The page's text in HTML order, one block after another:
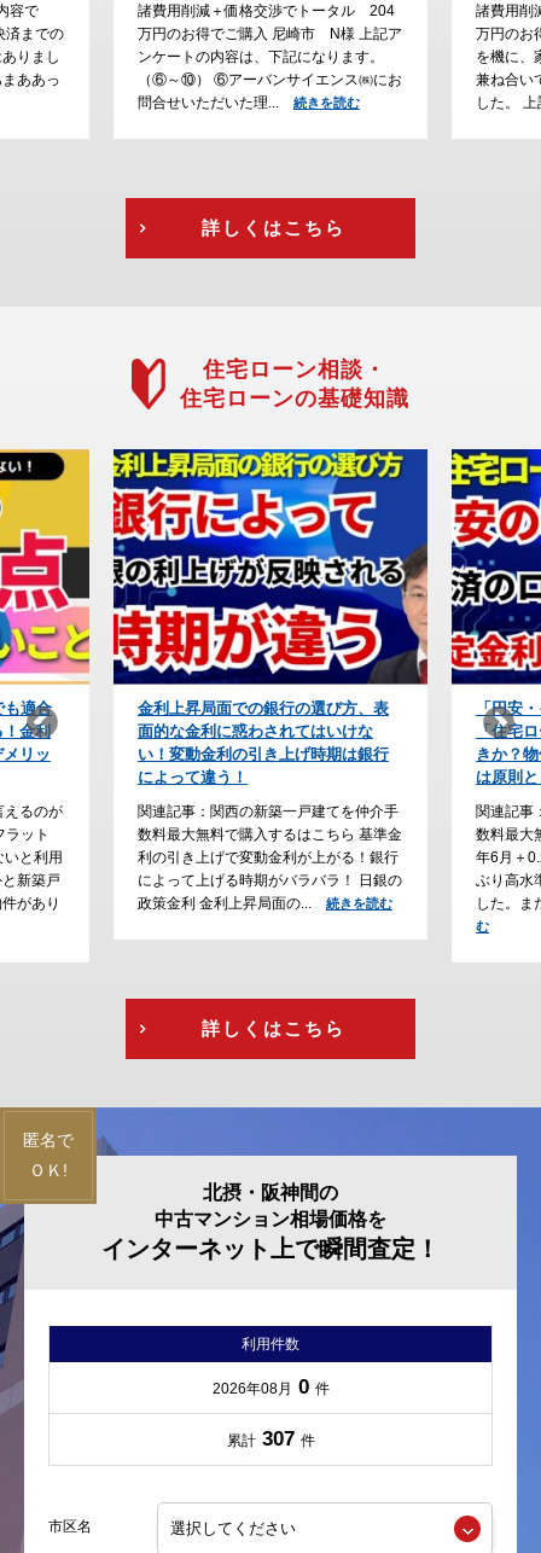
ル 204
上記ア
す。
㈱にお
諸費用削減＋価格交渉でトータル 230
万円のお得でご購入 川西市 H様 ご結婚
を機に、家探しをスタートして、通勤の
兼ね合いで立地条件にこだわって探しま
した。 上記アン... 続きを読む
諸費用削
でご購入
大阪で家
が、通勤
えて、
詳しくはこちら
住宅ローン相談・
住宅ローンの基礎知識
方、表
けな
銀行
仲介手
基準金
！銀行
日銀の
を読む
「円安・インフレ時代」の防衛策！
「住宅ローンの予算」をどう組むべ
きか？物価が上がり続けると利上げ
は原則として永遠に続く
関連記事：関西の新築一戸建てを仲介手
数料最大無料で購入するはこちら 2026
年6月＋0.25％の利上げが確定し、31年
ぶり高水準の政策金利（１％）となりま
した。また、2026年6月、フ... 続きを読
【住宅
上が条
会社の
なぜ？
関連記事
数料最大
ーン審査
勤続年数
る傾向が
行...
詳しくはこちら
北摂・阪神間の
中古マンション相場価格を
インターネット上で瞬間査定！
利用件数
2026年08月 0 件
累計 307 件
市区名